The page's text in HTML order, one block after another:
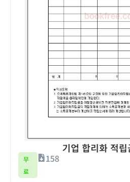
기업 합리화 적
무
료
158